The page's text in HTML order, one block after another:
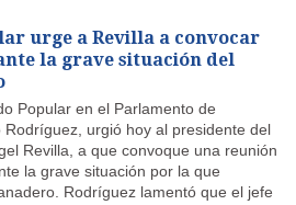
urge a Revilla a convocar
la grave situación del
Popular en el Parlamento de
urgió hoy al presidente del
Revilla, a que convoque una reunión
la grave situación por la que
Rodríguez lamentó que el jefe